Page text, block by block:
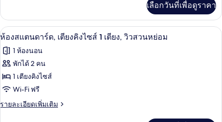
คิง
ไซส์
1
เตียง
เกี่ยว
กับ
ห้อง
เตียง
คิง
เตียง
เลือกวันที่เพื่อดูราคา
เปิด
ภาพถ่าย
ทั้งหมด
ของ
ห้อง
สแตนดาร์ด,
เครื่องนอนป้องกันสารก่อภูมิแพ้, ตู้นิรภั
4
ห้องสแตนดาร์ด, เตียงคิงไซส์ 1 เตียง, วิวสวนหย่อม
1 ห้องนอน
พักได้ 2 คน
1 เตียงคิงไซส์
Wi-Fi ฟรี
รายละเอียดเพิ่มเติม
ราย